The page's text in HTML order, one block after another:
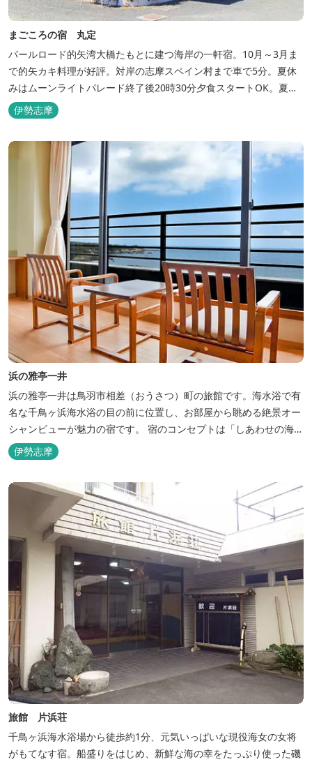
まごころの宿 丸定
パールロード的矢湾大橋たもとに建つ海岸の一軒宿。10月～3月ま
で的矢カキ料理が好評。対岸の志摩スペイン村まで車で5分。夏休
みはムーンライトパレード終了後20時30分夕食スタートOK。夏ガ
キ6月～8月も好評。
伊勢志摩
浜の雅亭一井
浜の雅亭一井は鳥羽市相差（おうさつ）町の旅館です。海水浴で有
名な千鳥ヶ浜海水浴の目の前に位置し、お部屋から眺める絶景オー
シャンビューが魅力の宿です。 宿のコンセプトは「しあわせの海
へ、ようきたなあ」。鳥羽市の南端「相差(おうさつ)」は太平洋に
面したみなと町。相差の海は、おいしい海産物、海女さん、美しい
れた「しあわせの海」です。...
伊勢志摩
旅館 片浜荘
千鳥ヶ浜海水浴場から徒歩約1分、元気いっぱいな現役海女の女将
がもてなす宿。船盛りをはじめ、新鮮な海の幸をたっぷり使った磯